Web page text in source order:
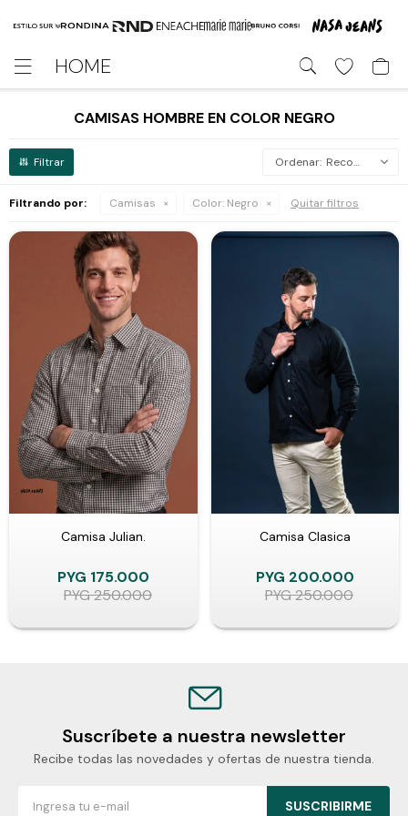
HOME

CAMISAS HOMBRE EN COLOR NEGRO
Recomendados
Filtrando por: Camisas Color: Negro Quitar filtros
Camisa Julian.
PYG 175.000
PYG250.000
Camisa Clasica
PYG 200.000
PYG250.000
Suscríbete a nuestra newsletter
Recibe todas las novedades y ofertas de nuestra tienda.
SUSCRIBIRME